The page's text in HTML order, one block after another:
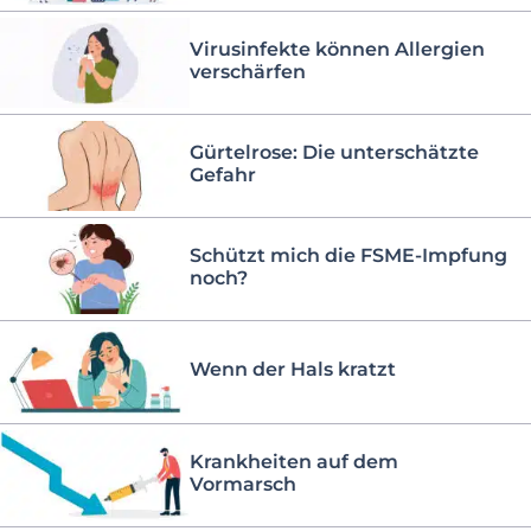
Virusinfekte können Allergien
verschärfen
Gürtelrose: Die unterschätzte
Gefahr
Schützt mich die FSME-Impfung
noch?
Wenn der Hals kratzt
Krankheiten auf dem
Vormarsch